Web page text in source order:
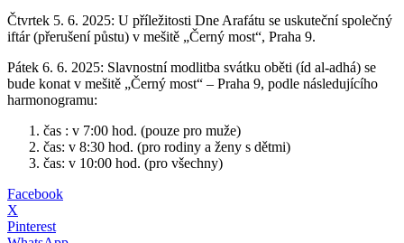
Čtvrtek 5. 6. 2025: U příležitosti Dne Arafátu se uskuteční společný
iftár (přerušení půstu) v mešitě „Černý most“, Praha 9.
Pátek 6. 6. 2025: Slavnostní modlitba svátku oběti (íd al-adhá) se
bude konat v mešitě „Černý most“ – Praha 9, podle následujícího
harmonogramu:
čas : v 7:00 hod. (pouze pro muže)
čas: v 8:30 hod. (pro rodiny a ženy s dětmi)
čas: v 10:00 hod. (pro všechny)
Facebook
X
Pinterest